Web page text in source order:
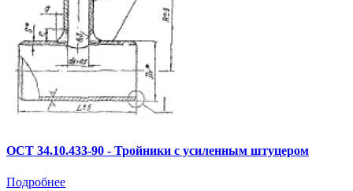
ОСТ 34.10.433-90 - Тройники с усиленным штуцером
Подробнее